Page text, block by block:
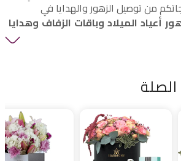
من توصيل الزهور والهدايا في
أعياد الميلاد وباقات الزفاف وهدايا
الصلة